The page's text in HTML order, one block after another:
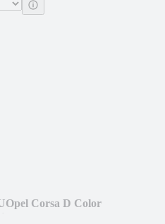
Opel Corsa D Color